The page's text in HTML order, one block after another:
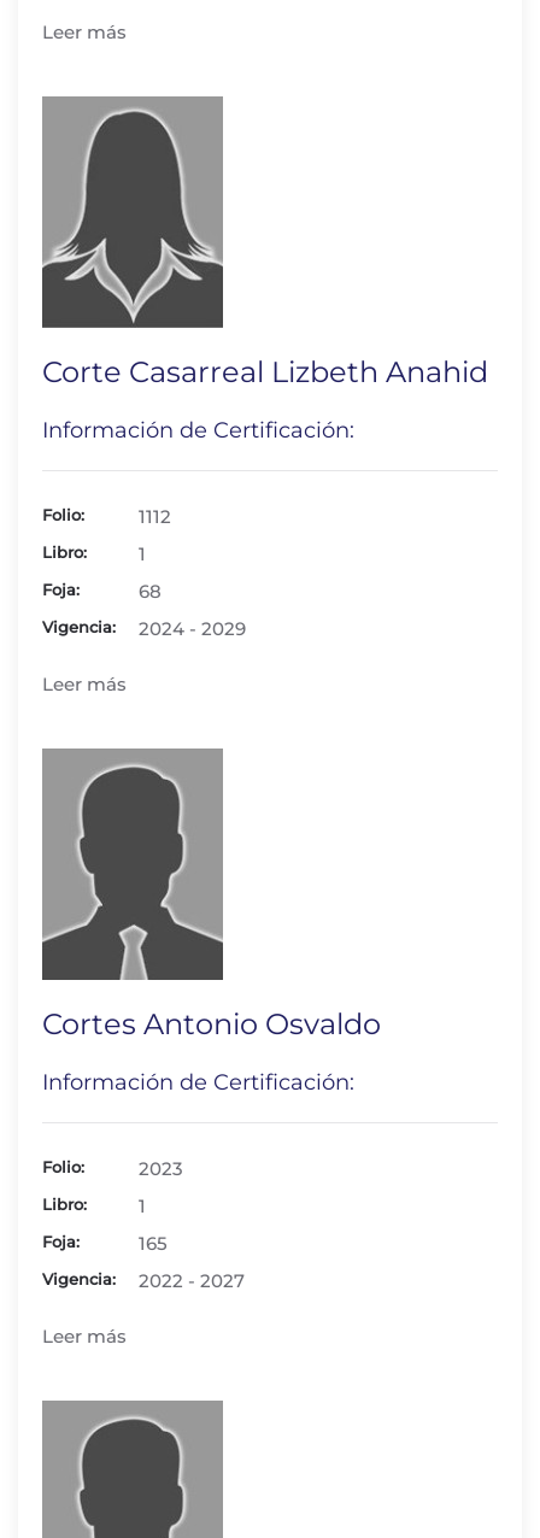
Leer más
Corte Casarreal Lizbeth Anahid
Información de Certificación:
Folio: 1112
Libro: 1
Foja: 68
Vigencia: 2024 - 2029
Leer más
Cortes Antonio Osvaldo
Información de Certificación:
Folio: 2023
Libro: 1
Foja: 165
Vigencia: 2022 - 2027
Leer más